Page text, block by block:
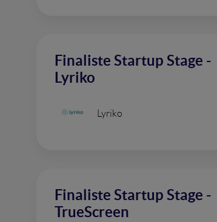
Finaliste Startup Stage -
Lyriko
Lyriko
Finaliste Startup Stage -
TrueScreen